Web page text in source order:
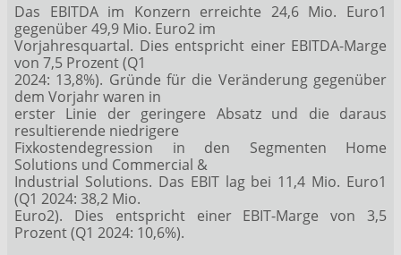
Das EBITDA im Konzern erreichte 24,6 Mio. Euro1
gegenüber 49,9 Mio. Euro2 im
Vorjahresquartal. Dies entspricht einer EBITDA-Marge
von 7,5 Prozent (Q1
2024: 13,8%). Gründe für die Veränderung gegenüber
dem Vorjahr waren in
erster Linie der geringere Absatz und die daraus
resultierende niedrigere
Fixkostendegression in den Segmenten Home
Solutions und Commercial &
Industrial Solutions. Das EBIT lag bei 11,4 Mio. Euro1
(Q1 2024: 38,2 Mio.
Euro2). Dies entspricht einer EBIT-Marge von 3,5
Prozent (Q1 2024: 10,6%).